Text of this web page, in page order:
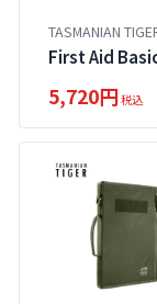
TASMANIAN
First Aid
5,720円税込